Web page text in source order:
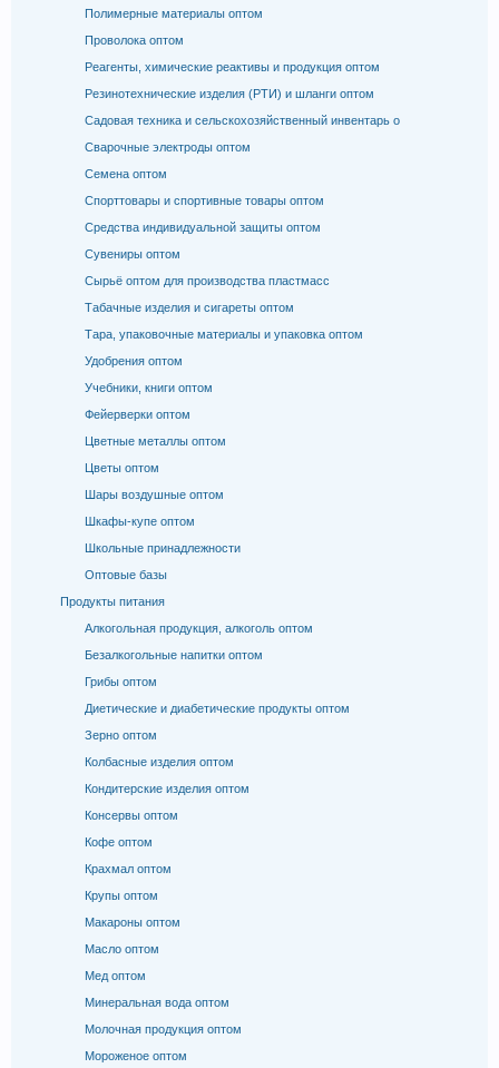
Полимерные материалы оптом
Проволока оптом
Реагенты, химические реактивы и продукция оптом
Резинотехнические изделия (РТИ) и шланги оптом
Садовая техника и сельскохозяйственный инвентарь о
Сварочные электроды оптом
Семена оптом
Спорттовары и спортивные товары оптом
Средства индивидуальной защиты оптом
Сувениры оптом
Сырьё оптом для производства пластмасс
Табачные изделия и сигареты оптом
Тара, упаковочные материалы и упаковка оптом
Удобрения оптом
Учебники, книги оптом
Фейерверки оптом
Цветные металлы оптом
Цветы оптом
Шары воздушные оптом
Шкафы-купе оптом
Школьные принадлежности
Оптовые базы
Продукты питания
Алкогольная продукция, алкоголь оптом
Безалкогольные напитки оптом
Грибы оптом
Диетические и диабетические продукты оптом
Зерно оптом
Колбасные изделия оптом
Кондитерские изделия оптом
Консервы оптом
Кофе оптом
Крахмал оптом
Крупы оптом
Макароны оптом
Масло оптом
Мед оптом
Минеральная вода оптом
Молочная продукция оптом
Мороженое оптом